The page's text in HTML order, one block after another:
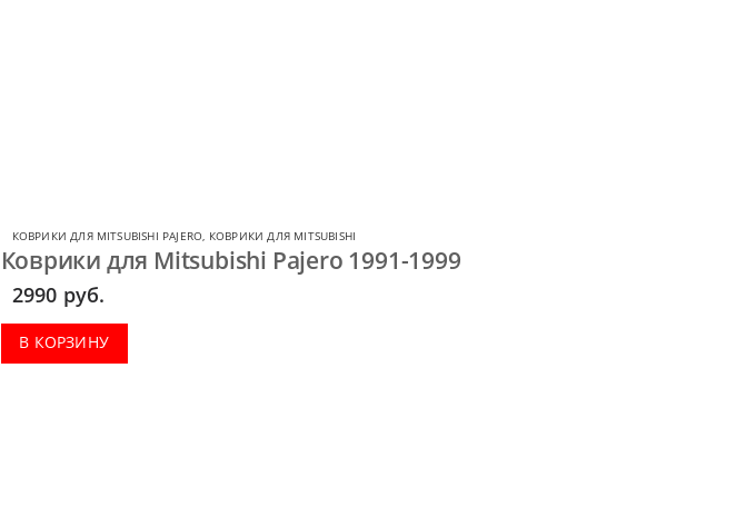
КОВРИКИ ДЛЯ MITSUBISHI PAJERO, КОВРИКИ ДЛЯ MITSUBISHI
Коврики для Mitsubishi Pajero 1991-1999
2990 руб.
В КОРЗИНУ